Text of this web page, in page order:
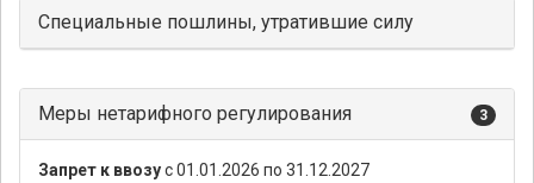
Специальные пошлины, утратившие силу
Меры нетарифного регулирования 3
Запрет к ввозус 01.01.2026 по 31.12.2027